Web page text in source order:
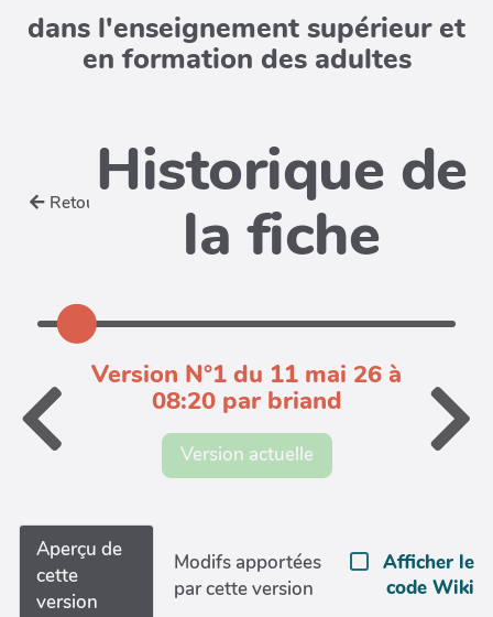
dans l'enseignement supérieur et
en formation des adultes
Retour Historique de
la fiche
Version N°1 du 11 mai 26 à
08:20 par briand
Version actuelle
Aperçu de
cette
version
Modifs apportées
par cette version
Afficher le
code Wiki